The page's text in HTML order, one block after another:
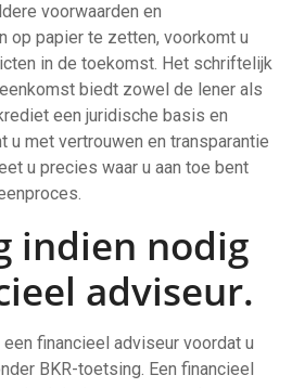
voorwaarden en
op papier te zetten, voorkomt u
in de toekomst. Het schriftelijk
biedt zowel de lener als
een juridische basis en
u met vertrouwen en transparantie
u precies waar u aan toe bent
indien nodig
adviseur.
financieel adviseur voordat u
BKR-toetsing. Een financieel